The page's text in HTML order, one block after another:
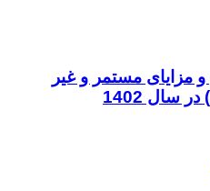
مزایای مستمر و غیر
1402